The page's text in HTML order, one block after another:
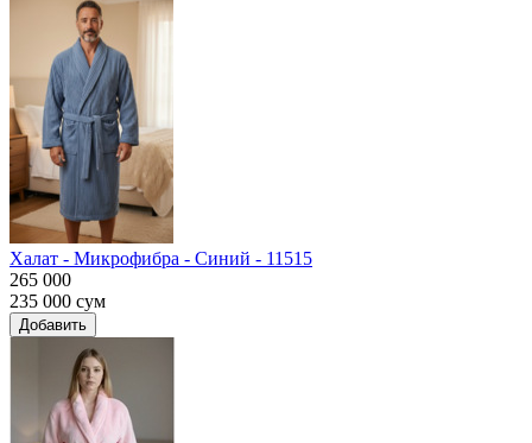
Халат - Микрофибра - Синий - 11515
265 000
235 000 сум
Добавить